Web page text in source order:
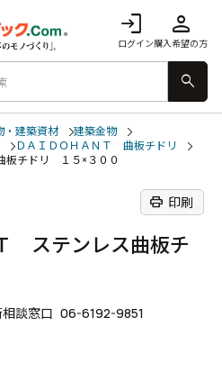
login
ログイン
person
購入希望の方
search
・建築資材
建築金物
ＤＡＩＤＯＨＡＮＴ 曲板チドリ
板チドリ １５×３００
print 印刷
ステンレス曲板チ
談窓口 06-6192-9851